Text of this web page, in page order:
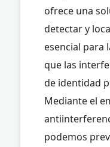
ofrece una
detectar y
esencial para
que las
de identidad
Mediante el
podemos